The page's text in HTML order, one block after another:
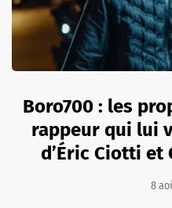
Boro700 : les
rappeur qui lui
d’Éric Ciotti
8